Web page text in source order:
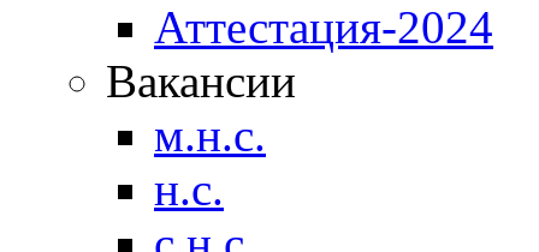
Аттестация-2024
Вакансии
м.н.с.
н.с.